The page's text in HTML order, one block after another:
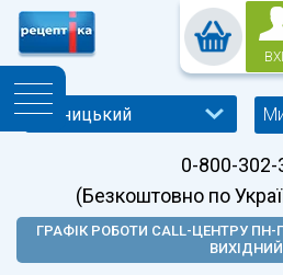
0-800-302-
(Безкоштовно по
ГРАФІК РОБОТИ CALL-ЦЕНТРУ ПН-
ВИХІДНИЙ